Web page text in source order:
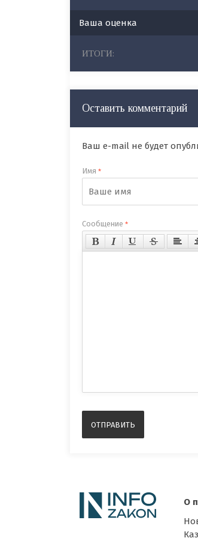
Ваша оценка
ИТОГИ:
Оставить комментарий
Ваш e-mail не будет
Имя *
Сообщение *
О